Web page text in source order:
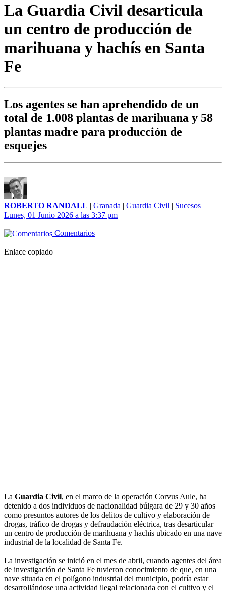
La Guardia Civil desarticula
un centro de producción de
marihuana y hachís en Santa
Fe
Los agentes se han aprehendido de un
total de 1.008 plantas de marihuana y 58
plantas madre para producción de
esquejes
ROBERTO RANDALL | Granada | Guardia Civil | Sucesos
Lunes, 01 Junio 2026 a las 3:37 pm
Comentarios
Enlace copiado
La Guardia Civil, en el marco de la operación Corvus Aule, ha
detenido a dos individuos de nacionalidad búlgara de 29 y 30 años
como presuntos autores de los delitos de cultivo y elaboración de
drogas, tráfico de drogas y defraudación eléctrica, tras desarticular
un centro de producción de marihuana y hachís ubicado en una nave
industrial de la localidad de Santa Fe.
La investigación se inició en el mes de abril, cuando agentes del área
de investigación de Santa Fe tuvieron conocimiento de que, en una
nave situada en el polígono industrial del municipio, podría estar
desarrollándose una actividad ilegal relacionada con el cultivo y el